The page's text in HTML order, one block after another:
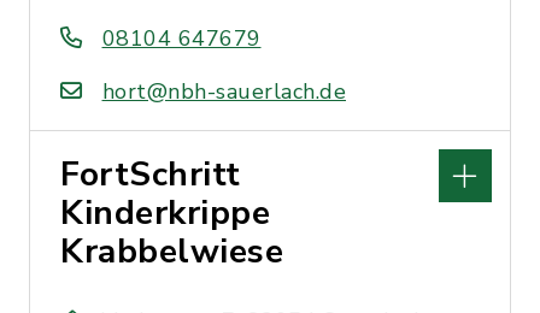
08104 647679
hort@nbh-sauerlach.de
FortSchritt
Kinderkrippe
Krabbelwiese